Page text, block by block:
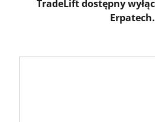
TradeLift dostępny
Erpatech.